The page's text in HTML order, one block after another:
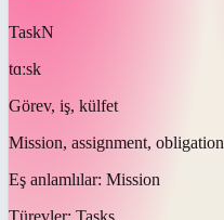
TaskN
tɑːsk
Görev, iş, külfet
Mission, assignment, obligation
Eş anlamlılar: Mission
Türevler: Tasks